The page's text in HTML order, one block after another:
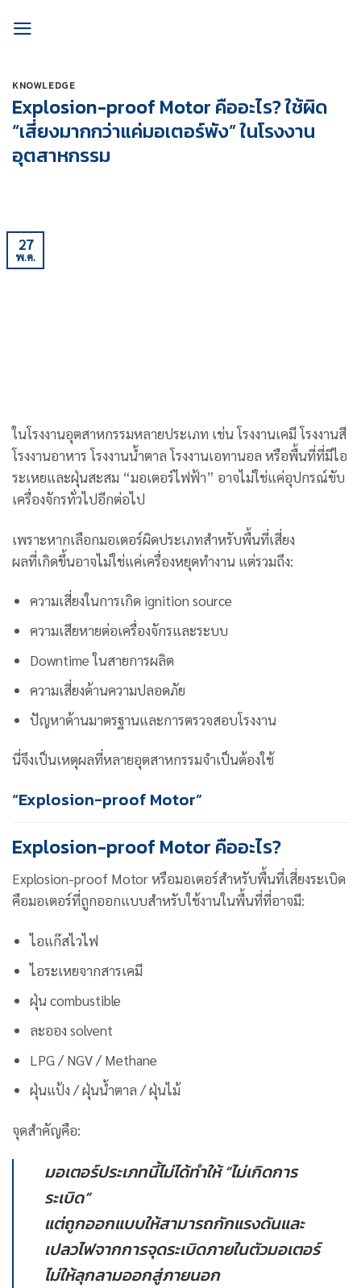
KNOWLEDGE
Explosion-proof Motor คืออะไร? ใช้ผิด
“เสี่ยงมากกว่าแค่มอเตอร์พัง” ในโรงงาน
อุตสาหกรรม
27
พ.ค.
ในโรงงานอุตสาหกรรมหลายประเภท เช่น โรงงานเคมี โรงงานสี
โรงงานอาหาร โรงงานน้ำตาล โรงงานเอทานอล หรือพื้นที่ที่มีไอ
ระเหยและฝุ่นสะสม “มอเตอร์ไฟฟ้า” อาจไม่ใช่แค่อุปกรณ์ขับ
เครื่องจักรทั่วไปอีกต่อไป
เพราะหากเลือกมอเตอร์ผิดประเภทสำหรับพื้นที่เสี่ยง
ผลที่เกิดขึ้นอาจไม่ใช่แค่เครื่องหยุดทำงาน แต่รวมถึง:
ความเสี่ยงในการเกิด ignition source
ความเสียหายต่อเครื่องจักรและระบบ
Downtime ในสายการผลิต
ความเสี่ยงด้านความปลอดภัย
ปัญหาด้านมาตรฐานและการตรวจสอบโรงงาน
นี่จึงเป็นเหตุผลที่หลายอุตสาหกรรมจำเป็นต้องใช้
“Explosion-proof Motor”
Explosion-proof Motor คืออะไร?
Explosion-proof Motor หรือมอเตอร์สำหรับพื้นที่เสี่ยงระเบิด
คือมอเตอร์ที่ถูกออกแบบสำหรับใช้งานในพื้นที่ที่อาจมี:
ไอแก๊สไวไฟ
ไอระเหยจากสารเคมี
ฝุ่น combustible
ละออง solvent
LPG / NGV / Methane
ฝุ่นแป้ง / ฝุ่นน้ำตาล / ฝุ่นไม้
จุดสำคัญคือ:
มอเตอร์ประเภทนี้ไม่ได้ทำให้ “ไม่เกิดการ
ระเบิด”
แต่ถูกออกแบบให้สามารถกักแรงดันและ
เปลวไฟจากการจุดระเบิดภายในตัวมอเตอร์
ไม่ให้ลุกลามออกสู่ภายนอก